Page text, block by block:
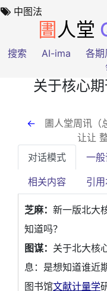
中图法
圕 人堂
搜索 AI-ima 各期
关于核心
← 圕人堂周讯（
让让
对话模式
一
相关内容 引
芝麻： 新一版北大
知道吗？
图谋： 关于北大核
息：是想知道谁近
图书馆文献计量学